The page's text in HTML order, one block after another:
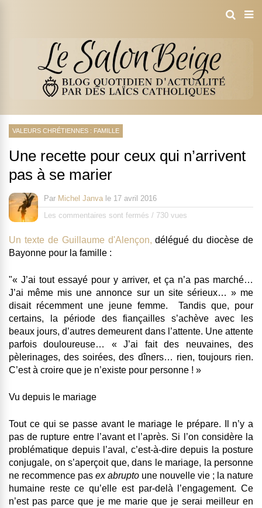
VALEURS CHRÉTIENNES : FAMILLE
Une recette pour ceux qui n’arrivent
pas à se marier
Par Michel Janva le 17 avril 2016
Les commentaires sont fermés / 730 vues
Un texte de Guillaume d'Alençon, délégué du diocèse de
Bayonne pour la famille :
"« J’ai tout essayé pour y arriver, et ça n’a pas marché…
J’ai même mis une annonce sur un site sérieux… » me
disait récemment une jeune femme. Tandis que, pour
certains, la période des fiançailles s’achève avec les
beaux jours, d’autres demeurent dans l’attente. Une attente
parfois douloureuse… « J’ai fait des neuvaines, des
pèlerinages, des soirées, des dîners… rien, toujours rien.
C’est à croire que je n’existe pour personne ! »
Vu depuis le mariage
Tout ce qui se passe avant le mariage le prépare. Il n’y a
pas de rupture entre l’avant et l’après. Si l’on considère la
problématique depuis l’aval, c’est-à-dire depuis la posture
conjugale, on s’aperçoit que, dans le mariage, la personne
ne recommence pas ex abrupto une nouvelle vie ; la nature
humaine reste ce qu’elle est par-delà l’engagement. Ce
n’est pas parce que je me marie que je serai meilleur en